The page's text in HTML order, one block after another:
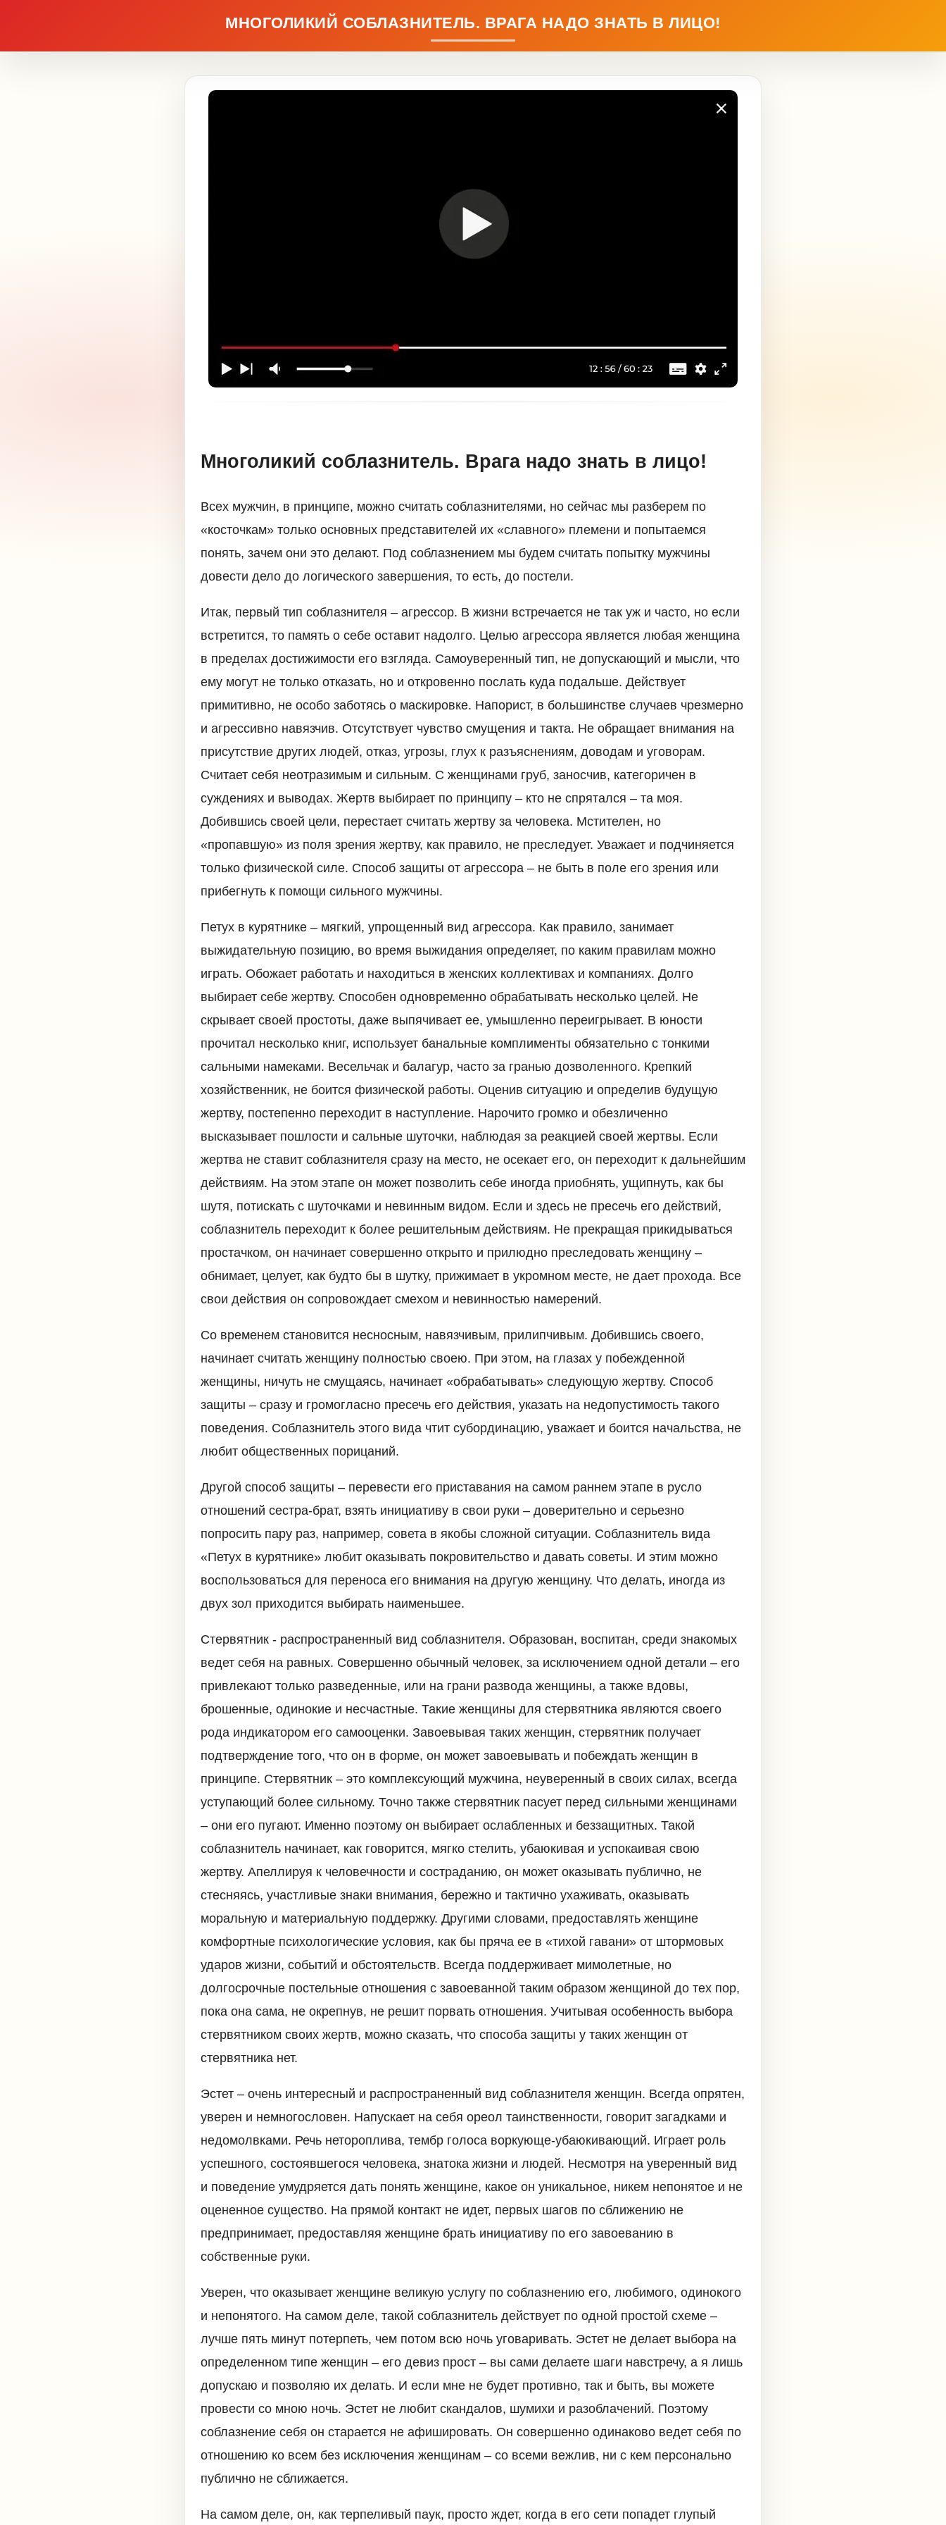
МНОГОЛИКИЙ СОБЛАЗНИТЕЛЬ. ВРАГА НАДО ЗНАТЬ В ЛИЦО!
Многоликий соблазнитель. Врага надо знать в лицо!
Всех мужчин, в принципе, можно считать соблазнителями, но сейчас мы разберем по
«косточкам» только основных представителей их «славного» племени и попытаемся
понять, зачем они это делают. Под соблазнением мы будем считать попытку мужчины
довести дело до логического завершения, то есть, до постели.
Итак, первый тип соблазнителя – агрессор. В жизни встречается не так уж и часто, но если
встретится, то память о себе оставит надолго. Целью агрессора является любая женщина
в пределах достижимости его взгляда. Самоуверенный тип, не допускающий и мысли, что
ему могут не только отказать, но и откровенно послать куда подальше. Действует
примитивно, не особо заботясь о маскировке. Напорист, в большинстве случаев чрезмерно
и агрессивно навязчив. Отсутствует чувство смущения и такта. Не обращает внимания на
присутствие других людей, отказ, угрозы, глух к разъяснениям, доводам и уговорам.
Считает себя неотразимым и сильным. С женщинами груб, заносчив, категоричен в
суждениях и выводах. Жертв выбирает по принципу – кто не спрятался – та моя.
Добившись своей цели, перестает считать жертву за человека. Мстителен, но
«пропавшую» из поля зрения жертву, как правило, не преследует. Уважает и подчиняется
только физической силе. Способ защиты от агрессора – не быть в поле его зрения или
прибегнуть к помощи сильного мужчины.
Петух в курятнике – мягкий, упрощенный вид агрессора. Как правило, занимает
выжидательную позицию, во время выжидания определяет, по каким правилам можно
играть. Обожает работать и находиться в женских коллективах и компаниях. Долго
выбирает себе жертву. Способен одновременно обрабатывать несколько целей. Не
скрывает своей простоты, даже выпячивает ее, умышленно переигрывает. В юности
прочитал несколько книг, использует банальные комплименты обязательно с тонкими
сальными намеками. Весельчак и балагур, часто за гранью дозволенного. Крепкий
хозяйственник, не боится физической работы. Оценив ситуацию и определив будущую
жертву, постепенно переходит в наступление. Нарочито громко и обезличенно
высказывает пошлости и сальные шуточки, наблюдая за реакцией своей жертвы. Если
жертва не ставит соблазнителя сразу на место, не осекает его, он переходит к дальнейшим
действиям. На этом этапе он может позволить себе иногда приобнять, ущипнуть, как бы
шутя, потискать с шуточками и невинным видом. Если и здесь не пресечь его действий,
соблазнитель переходит к более решительным действиям. Не прекращая прикидываться
простачком, он начинает совершенно открыто и прилюдно преследовать женщину –
обнимает, целует, как будто бы в шутку, прижимает в укромном месте, не дает прохода. Все
свои действия он сопровождает смехом и невинностью намерений.
Со временем становится несносным, навязчивым, прилипчивым. Добившись своего,
начинает считать женщину полностью своею. При этом, на глазах у побежденной
женщины, ничуть не смущаясь, начинает «обрабатывать» следующую жертву. Способ
защиты – сразу и громогласно пресечь его действия, указать на недопустимость такого
поведения. Соблазнитель этого вида чтит субординацию, уважает и боится начальства, не
любит общественных порицаний.
Другой способ защиты – перевести его приставания на самом раннем этапе в русло
отношений сестра-брат, взять инициативу в свои руки – доверительно и серьезно
попросить пару раз, например, совета в якобы сложной ситуации. Соблазнитель вида
«Петух в курятнике» любит оказывать покровительство и давать советы. И этим можно
воспользоваться для переноса его внимания на другую женщину. Что делать, иногда из
двух зол приходится выбирать наименьшее.
Стервятник - распространенный вид соблазнителя. Образован, воспитан, среди знакомых
ведет себя на равных. Совершенно обычный человек, за исключением одной детали – его
привлекают только разведенные, или на грани развода женщины, а также вдовы,
брошенные, одинокие и несчастные. Такие женщины для стервятника являются своего
рода индикатором его самооценки. Завоевывая таких женщин, стервятник получает
подтверждение того, что он в форме, он может завоевывать и побеждать женщин в
принципе. Стервятник – это комплексующий мужчина, неуверенный в своих силах, всегда
уступающий более сильному. Точно также стервятник пасует перед сильными женщинами
– они его пугают. Именно поэтому он выбирает ослабленных и беззащитных. Такой
соблазнитель начинает, как говорится, мягко стелить, убаюкивая и успокаивая свою
жертву. Апеллируя к человечности и состраданию, он может оказывать публично, не
стесняясь, участливые знаки внимания, бережно и тактично ухаживать, оказывать
моральную и материальную поддержку. Другими словами, предоставлять женщине
комфортные психологические условия, как бы пряча ее в «тихой гавани» от штормовых
ударов жизни, событий и обстоятельств. Всегда поддерживает мимолетные, но
долгосрочные постельные отношения с завоеванной таким образом женщиной до тех пор,
пока она сама, не окрепнув, не решит порвать отношения. Учитывая особенность выбора
стервятником своих жертв, можно сказать, что способа защиты у таких женщин от
стервятника нет.
Эстет – очень интересный и распространенный вид соблазнителя женщин. Всегда опрятен,
уверен и немногословен. Напускает на себя ореол таинственности, говорит загадками и
недомолвками. Речь нетороплива, тембр голоса воркующе-убаюкивающий. Играет роль
успешного, состоявшегося человека, знатока жизни и людей. Несмотря на уверенный вид
и поведение умудряется дать понять женщине, какое он уникальное, никем непонятое и не
оцененное существо. На прямой контакт не идет, первых шагов по сближению не
предпринимает, предоставляя женщине брать инициативу по его завоеванию в
собственные руки.
Уверен, что оказывает женщине великую услугу по соблазнению его, любимого, одинокого
и непонятого. На самом деле, такой соблазнитель действует по одной простой схеме –
лучше пять минут потерпеть, чем потом всю ночь уговаривать. Эстет не делает выбора на
определенном типе женщин – его девиз прост – вы сами делаете шаги навстречу, а я лишь
допускаю и позволяю их делать. И если мне не будет противно, так и быть, вы можете
провести со мною ночь. Эстет не любит скандалов, шумихи и разоблачений. Поэтому
соблазнение себя он старается не афишировать. Он совершенно одинаково ведет себя по
отношению ко всем без исключения женщинам – со всеми вежлив, ни с кем персонально
публично не сближается.
На самом деле, он, как терпеливый паук, просто ждет, когда в его сети попадет глупый